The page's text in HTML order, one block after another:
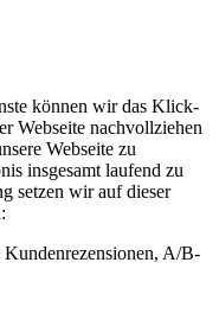
können wir das Klick-
Webseite nachvollziehen
Webseite zu
insgesamt laufend zu
setzen wir auf dieser
A/B-